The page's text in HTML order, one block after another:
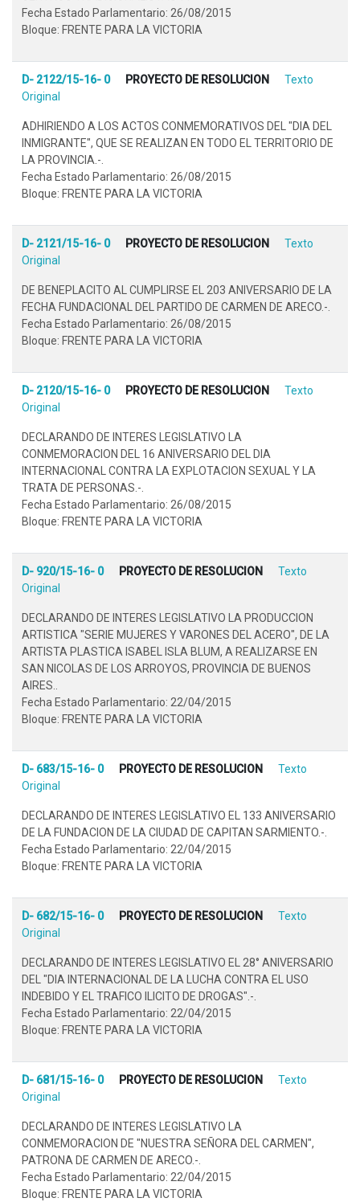
Fecha Estado Parlamentario: 26/08/2015
Bloque: FRENTE PARA LA VICTORIA
D- 2122/15-16- 0 PROYECTO DE RESOLUCION
Texto
Original
ADHIRIENDO A LOS ACTOS CONMEMORATIVOS DEL "DIA DEL
INMIGRANTE", QUE SE REALIZAN EN TODO EL TERRITORIO DE
LA PROVINCIA.-.
Fecha Estado Parlamentario: 26/08/2015
Bloque: FRENTE PARA LA VICTORIA
D- 2121/15-16- 0 PROYECTO DE RESOLUCION
Texto
Original
DE BENEPLACITO AL CUMPLIRSE EL 203 ANIVERSARIO DE LA
FECHA FUNDACIONAL DEL PARTIDO DE CARMEN DE ARECO.-.
Fecha Estado Parlamentario: 26/08/2015
Bloque: FRENTE PARA LA VICTORIA
D- 2120/15-16- 0 PROYECTO DE RESOLUCION
Texto
Original
DECLARANDO DE INTERES LEGISLATIVO LA
CONMEMORACION DEL 16 ANIVERSARIO DEL DIA
INTERNACIONAL CONTRA LA EXPLOTACION SEXUAL Y LA
TRATA DE PERSONAS.-.
Fecha Estado Parlamentario: 26/08/2015
Bloque: FRENTE PARA LA VICTORIA
D- 920/15-16- 0 PROYECTO DE RESOLUCION
Texto
Original
DECLARANDO DE INTERES LEGISLATIVO LA PRODUCCION
ARTISTICA "SERIE MUJERES Y VARONES DEL ACERO", DE LA
ARTISTA PLASTICA ISABEL ISLA BLUM, A REALIZARSE EN
SAN NICOLAS DE LOS ARROYOS, PROVINCIA DE BUENOS
AIRES..
Fecha Estado Parlamentario: 22/04/2015
Bloque: FRENTE PARA LA VICTORIA
D- 683/15-16- 0 PROYECTO DE RESOLUCION
Texto
Original
DECLARANDO DE INTERES LEGISLATIVO EL 133 ANIVERSARIO
DE LA FUNDACION DE LA CIUDAD DE CAPITAN SARMIENTO.-.
Fecha Estado Parlamentario: 22/04/2015
Bloque: FRENTE PARA LA VICTORIA
D- 682/15-16- 0 PROYECTO DE RESOLUCION
Texto
Original
DECLARANDO DE INTERES LEGISLATIVO EL 28° ANIVERSARIO
DEL "DIA INTERNACIONAL DE LA LUCHA CONTRA EL USO
INDEBIDO Y EL TRAFICO ILICITO DE DROGAS".-.
Fecha Estado Parlamentario: 22/04/2015
Bloque: FRENTE PARA LA VICTORIA
D- 681/15-16- 0 PROYECTO DE RESOLUCION
Texto
Original
DECLARANDO DE INTERES LEGISLATIVO LA
CONMEMORACION DE "NUESTRA SEÑORA DEL CARMEN",
PATRONA DE CARMEN DE ARECO.-.
Fecha Estado Parlamentario: 22/04/2015
Bloque: FRENTE PARA LA VICTORIA